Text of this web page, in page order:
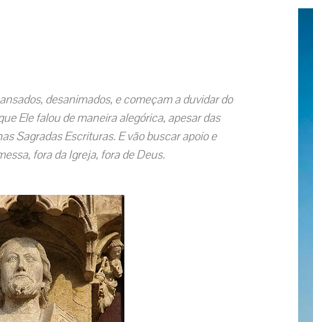
desanimados, e começam a duvidar do
Ele falou de maneira alegórica, apesar das
Sagradas Escrituras. E vão buscar apoio e
fora da Igreja, fora de Deus.